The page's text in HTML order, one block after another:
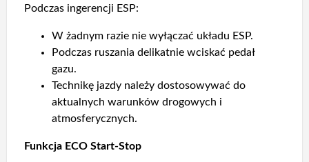
Podczas ingerencji ESP:
W żadnym razie nie wyłączać układu ESP.
Podczas ruszania delikatnie wciskać pedał
gazu.
Technikę jazdy należy dostosowywać do
aktualnych warunków drogowych i
atmosferycznych.
Funkcja ECO Start-Stop